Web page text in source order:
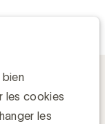
les cookies
les
?